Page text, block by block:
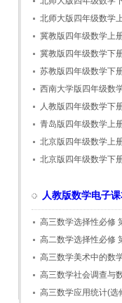
北师大版四年级数学
冀教版四年级数学上
冀教版四年级数学下
苏教版四年级数学下
西南大学版四年级数
人教版四年级数学下
青岛版四年级数学上
北京版四年级数学上
北京版四年级数学下
人教版数学电子
高三数学选择性必修
高二数学选择性必修
高三数学美术中的数
高三数学社会调查与
高三数学应用统计(选